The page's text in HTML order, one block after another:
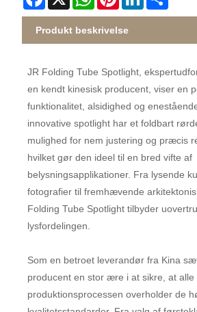
Produkt beskrivelse
JR Folding Tube Spotlight,
en kendt kinesisk producent, viser en
funktionalitet, alsidighed og
innovative spotlight har et foldbart
mulighed for nem justering og præcis
hvilket gør den ideel til en bred vifte af
belysningsapplikationer. Fra lysende
fotografier til fremhævende
Folding Tube Spotlight tilbyder
lysfordelingen.
Som en betroet leverandør fra Kina
producent en stor ære i at sikre, at alle
produktionsprocessen overholder de